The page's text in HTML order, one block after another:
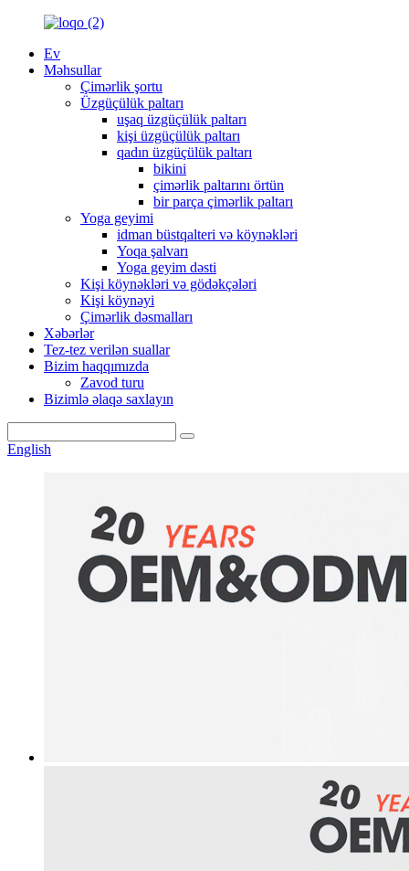
Ev
Məhsullar
Çimərlik şortu
Üzgüçülük paltarı
uşaq üzgüçülük paltarı
kişi üzgüçülük paltarı
qadın üzgüçülük paltarı
bikini
çimərlik paltarını örtün
bir parça çimərlik paltarı
Yoga geyimi
idman büstqalteri və köynəkləri
Yoqa şalvarı
Yoga geyim dəsti
Kişi köynəkləri və gödəkçələri
Kişi köynəyi
Çimərlik dəsmalları
Xəbərlər
Tez-tez verilən suallar
Bizim haqqımızda
Zavod turu
Bizimlə əlaqə saxlayın
English